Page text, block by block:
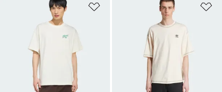
Añadir a la lista de deseos